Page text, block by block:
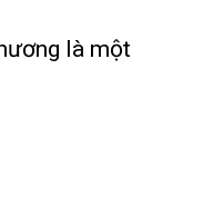
là một